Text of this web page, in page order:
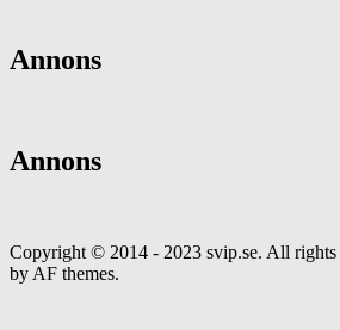
Annons
Annons
Copyright © 2014 - 2023 svip.se. All rights
by AF themes.